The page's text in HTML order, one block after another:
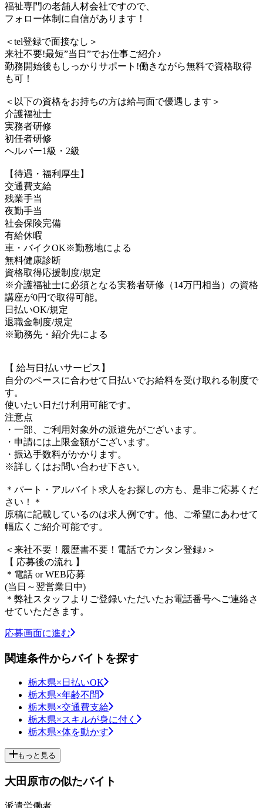
福祉専門の老舗人材会社ですので、
フォロー体制に自信があります！
＜tel登録で面接なし＞
来社不要!最短”当日”でお仕事ご紹介♪
勤務開始後もしっかりサポート!働きながら無料で資格取得
も可！
＜以下の資格をお持ちの方は給与面で優遇します＞
介護福祉士
実務者研修
初任者研修
ヘルパー1級・2級
【待遇・福利厚生】
交通費支給
残業手当
夜勤手当
社会保険完備
有給休暇
車・バイクOK※勤務地による
無料健康診断
資格取得応援制度/規定
※介護福祉士に必須となる実務者研修（14万円相当）の資格
講座が0円で取得可能。
日払いOK/規定
退職金制度/規定
※勤務先・紹介先による
【 給与日払いサービス】
自分のペースに合わせて日払いでお給料を受け取れる制度で
す。
使いたい日だけ利用可能です。
注意点
・一部、ご利用対象外の派遣先がございます。
・申請には上限金額がございます。
・振込手数料がかかります。
※詳しくはお問い合わせ下さい。
＊パート・アルバイト求人をお探しの方も、是非ご応募くだ
さい！＊
原稿に記載しているのは求人例です。他、ご希望にあわせて
幅広くご紹介可能です。
＜来社不要！履歴書不要！電話でカンタン登録♪＞
【 応募後の流れ 】
＊電話 or WEB応募
(当日～翌営業日中)
＊弊社スタッフよりご登録いただいたお電話番号へご連絡さ
せていただきます。
応募画面に進む
関連条件からバイトを探す
栃木県×日払いOK
栃木県×年齢不問
栃木県×交通費支給
栃木県×スキルが身に付く
栃木県×体を動かす
もっと見る
大田原市の似たバイト
派遣労働者